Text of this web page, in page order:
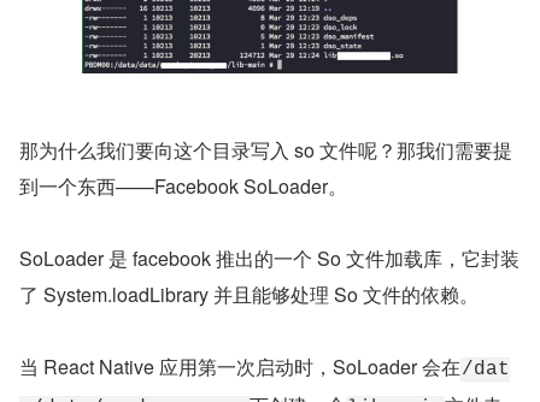
那为什么我们要向这个目录写入 so 文件呢？那我们需要提
到一个东西——Facebook SoLoader。
SoLoader 是 facebook 推出的一个 So 文件加载库，它封装
了 System.loadLibrary 并且能够处理 So 文件的依赖。
当 React Native 应用第一次启动时，SoLoader 会在/dat